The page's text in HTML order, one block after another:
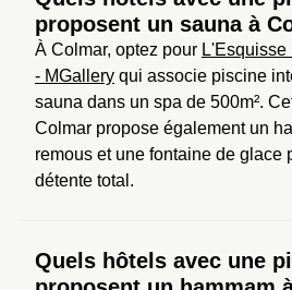
proposent un sauna à
À Colmar, optez pour
- MGallery qui associe piscine
sauna dans un spa de 500m².
Colmar propose également un
remous et une fontaine de glace
détente total.
Quels hôtels avec une